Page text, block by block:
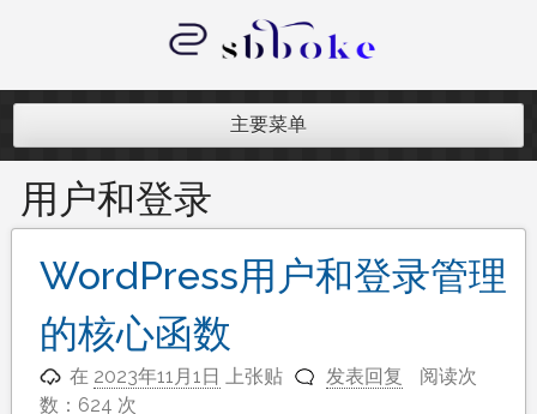
内
记录跨境电商独立站开发遇到的点点
主要菜单
用户和登录
WordPress用户和登录管理
的核心函数
在 2023年11月1日 上张贴 发表回复
阅读次
数：624 次